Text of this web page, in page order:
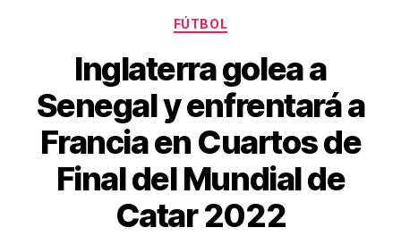
Categorías
FÚTBOL
Inglaterra golea a
Senegal y enfrentará a
Francia en Cuartos de
Final del Mundial de
Catar 2022